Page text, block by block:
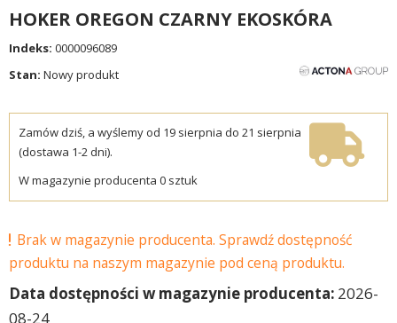
HOKER OREGON CZARNY EKOSKÓRA
Indeks: 0000096089
Stan: Nowy produkt
Zamów dziś, a wyślemy od 19 sierpnia do 21 sierpnia
(dostawa 1-2 dni).
W magazynie producenta 0 sztuk
Brak w magazynie producenta. Sprawdź dostępność
produktu na naszym magazynie pod ceną produktu.
Data dostępności w magazynie producenta: 2026-
08-24